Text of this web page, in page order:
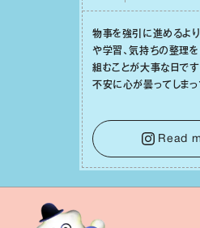
物事を強引に進めるよ
や学習、気持ちの整理を
組むことが⼤事な⽇で
不安に⼼が曇ってしま
⾝や疲れていそうな⼈
時間を使いましょう。こ
ネルギーを蓄え、困難
変えましょう。
Read